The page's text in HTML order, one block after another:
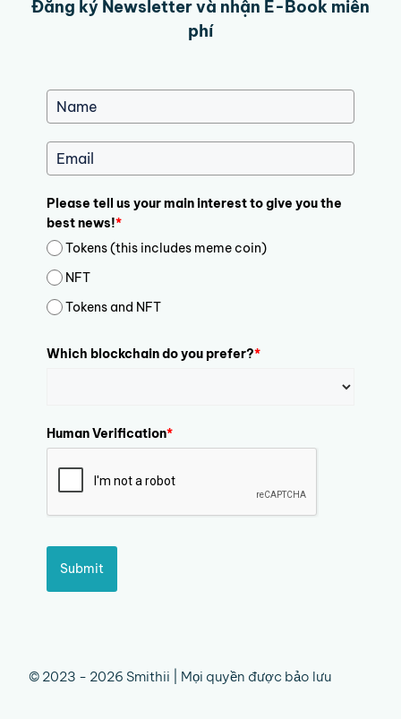
Đăng ký Newsletter và nhận E-Book miễn
phí
Please tell us your main interest to give you the
best news!*
Tokens (this includes meme coin)
NFT
Tokens and NFT
Which blockchain do you prefer?*
Human Verification*
Submit
© 2023 - 2026 Smithii | Mọi quyền được bảo lưu